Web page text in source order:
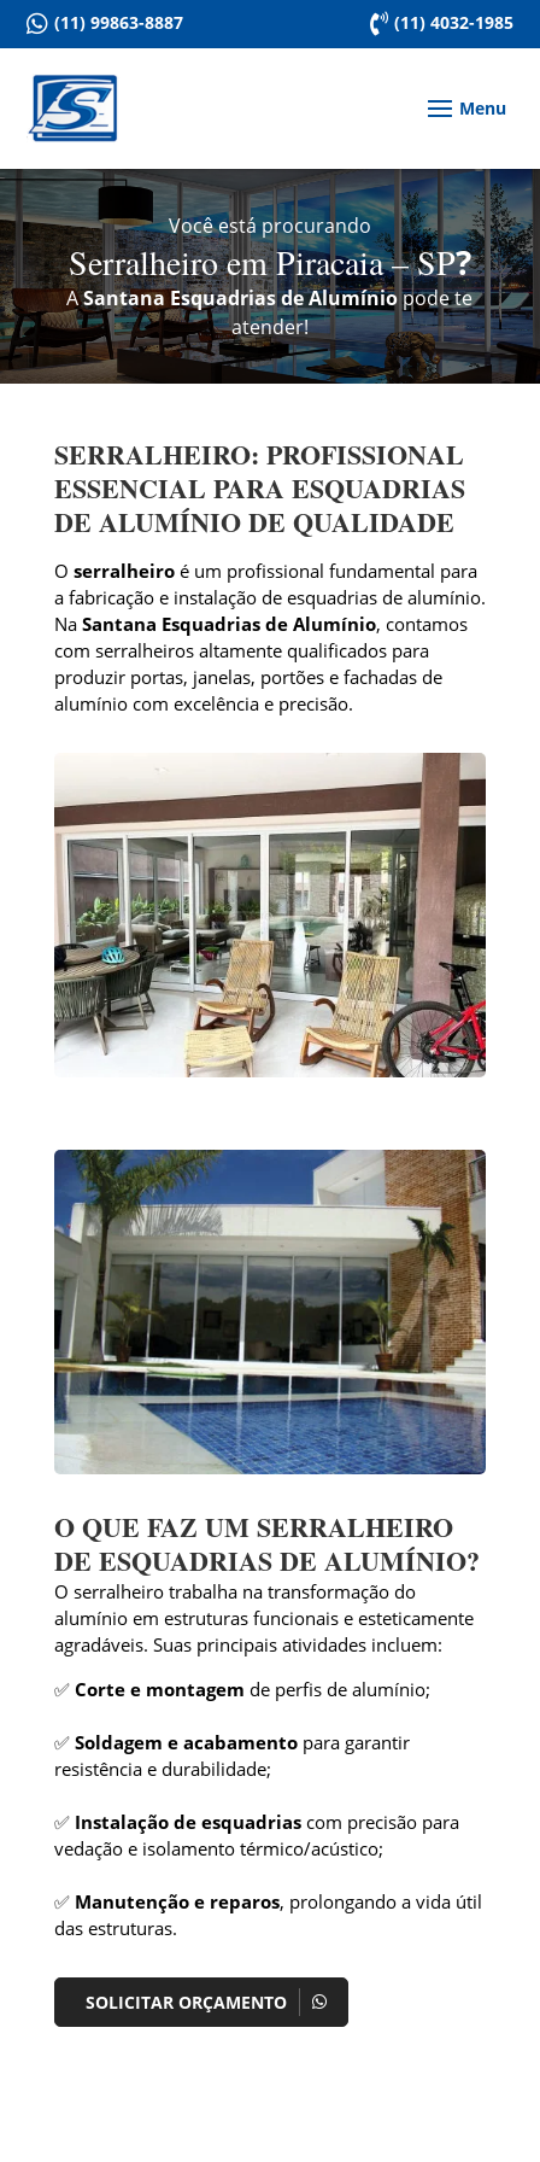
 (11) 99863-8887  (11) 4032-1985
Você está procurando
Serralheiro em Piracaia – SP?
ASantana Esquadrias de Alumíniopode te
atender!
SERRALHEIRO: PROFISSIONAL
ESSENCIAL PARA ESQUADRIAS
DE ALUMÍNIO DE QUALIDADE
O serralheiroé um profissional fundamental para
a fabricação e instalação de esquadrias de alumínio.
Na Santana Esquadrias de Alumínio, contamos
com serralheiros altamente qualificados para
produzir portas, janelas, portões e fachadas de
alumínio com excelência e precisão.
O QUE FAZ UM SERRALHEIRO
DE ESQUADRIAS DE ALUMÍNIO?
O serralheiro trabalha na transformação do
alumínio em estruturas funcionais e esteticamente
agradáveis. Suas principais atividades incluem:
✅ Corte e montagem de perfis de alumínio;
✅ Soldagem e acabamentopara garantir
resistência e durabilidade;
✅ Instalação de esquadriascom precisão para
vedação e isolamento térmico/acústico;
✅ Manutenção e reparos, prolongando a vida útil
das estruturas.
SOLICITAR ORÇAMENTO